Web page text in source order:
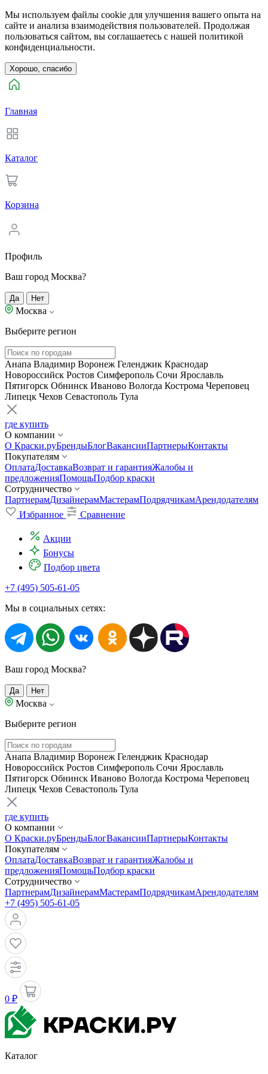
Мы используем файлы cookie для улучшения вашего опыта на
сайте и анализа взаимодействия пользователей. Продолжая
пользоваться сайтом, вы соглашаетесь с нашей политикой
конфиденциальности.
Хорошо, спасибо
Главная
Каталог
Корзина
Профиль
Ваш город Москва?
Да Нет
Москва
Выберите регион
Анапа Владимир Воронеж Геленджик Краснодар
Новороссийск Ростов Симферополь Сочи Ярославль
Пятигорск Обнинск Иваново Вологда Кострома Череповец
Липецк Чехов Севастополь Тула
где купить
О компании
О Краски.руБрендыБлогВакансииПартнерыКонтакты
Покупателям
ОплатаДоставкаВозврат и гарантияЖалобы и
предложенияПомощьПодбор краски
Сотрудничество
ПартнерамДизайнерамМастерамПодрядчикамАрендодателям
Избранное
Сравнение
Акции
Бонусы
Подбор цвета
+7 (495) 505-61-05
Мы в социальных сетях:
Ваш город Москва?
Да Нет
Москва
Выберите регион
Анапа Владимир Воронеж Геленджик Краснодар
Новороссийск Ростов Симферополь Сочи Ярославль
Пятигорск Обнинск Иваново Вологда Кострома Череповец
Липецк Чехов Севастополь Тула
где купить
О компании
О Краски.руБрендыБлогВакансииПартнерыКонтакты
Покупателям
ОплатаДоставкаВозврат и гарантияЖалобы и
предложенияПомощьПодбор краски
Сотрудничество
ПартнерамДизайнерамМастерамПодрядчикамАрендодателям
+7 (495) 505-61-05
0 ₽
Каталог